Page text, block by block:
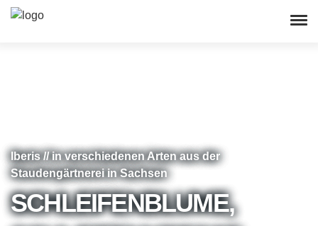
Iberis // in verschiedenen Arten aus der
Staudengärtnerei in Sachsen
SCHLEIFENBLUME,